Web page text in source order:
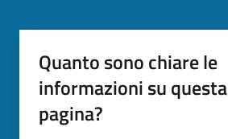
Quanto sono chiare le
informazioni su questa
pagina?